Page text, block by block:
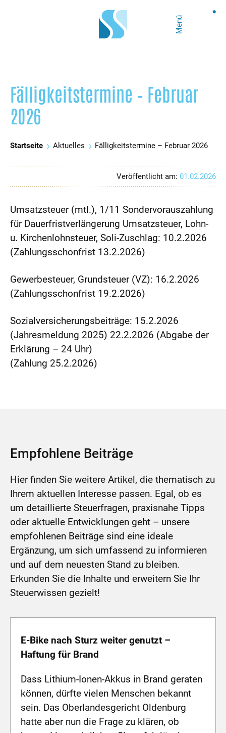
Menü
Fälligkeitstermine – Februar
2026
Startseite Aktuelles Fälligkeitstermine – Februar 2026
Veröffentlicht am: 01.02.2026
Umsatzsteuer (mtl.), 1/11 Sondervorauszahlung
für Dauerfristverlängerung Umsatzsteuer, Lohn-
u. Kirchenlohnsteuer, Soli-Zuschlag: 10.2.2026
(Zahlungsschonfrist 13.2.2026)
Gewerbesteuer, Grundsteuer (VZ): 16.2.2026
(Zahlungsschonfrist 19.2.2026)
Sozialversicherungsbeiträge: 15.2.2026
(Jahresmeldung 2025) 22.2.2026 (Abgabe der
Erklärung – 24 Uhr)
(Zahlung 25.2.2026)
Empfohlene Beiträge
Hier finden Sie weitere Artikel, die thematisch zu
Ihrem aktuellen Interesse passen. Egal, ob es
um detaillierte Steuerfragen, praxisnahe Tipps
oder aktuelle Entwicklungen geht – unsere
empfohlenen Beiträge sind eine ideale
Ergänzung, um sich umfassend zu informieren
und auf dem neuesten Stand zu bleiben.
Erkunden Sie die Inhalte und erweitern Sie Ihr
Steuerwissen gezielt!
E-Bike nach Sturz weiter genutzt –
Haftung für Brand
Dass Lithium-Ionen-Akkus in Brand geraten
können, dürfte vielen Menschen bekannt
sein. Das Oberlandesgericht Oldenburg
hatte aber nun die Frage zu klären, ob